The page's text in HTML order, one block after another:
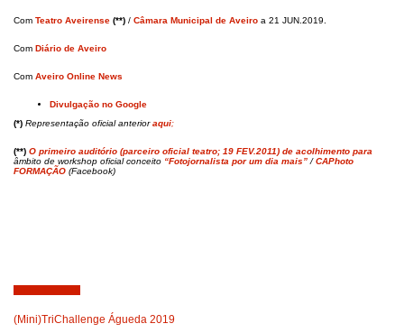
Com Teatro Aveirense (**) / Câmara Municipal de Aveiro a 21 JUN.2019.
Com Diário de Aveiro
Com Aveiro Online News
Divulgação no Google
(*) Representação oficial anterioraqui;
(**) O primeiro auditório (parceiro oficial teatro; 19 FEV.2011) de acolhimento para
âmbito de workshop oficial conceito “Fotojornalista por um dia mais” /CAPhoto
FORMAÇÃO (Facebook)
(Mini)TriChallenge Águeda 2019